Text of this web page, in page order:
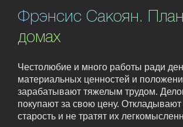
Фрэнсис Сакоян.
домах
Честолюбие и много работы ради
материальных ценностей и
зарабатывают тяжелым трудом.
покупают за свою цену. Откладывают
старость и не тратят их